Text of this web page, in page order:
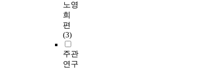
노영
희
편
(3)
주관
연구